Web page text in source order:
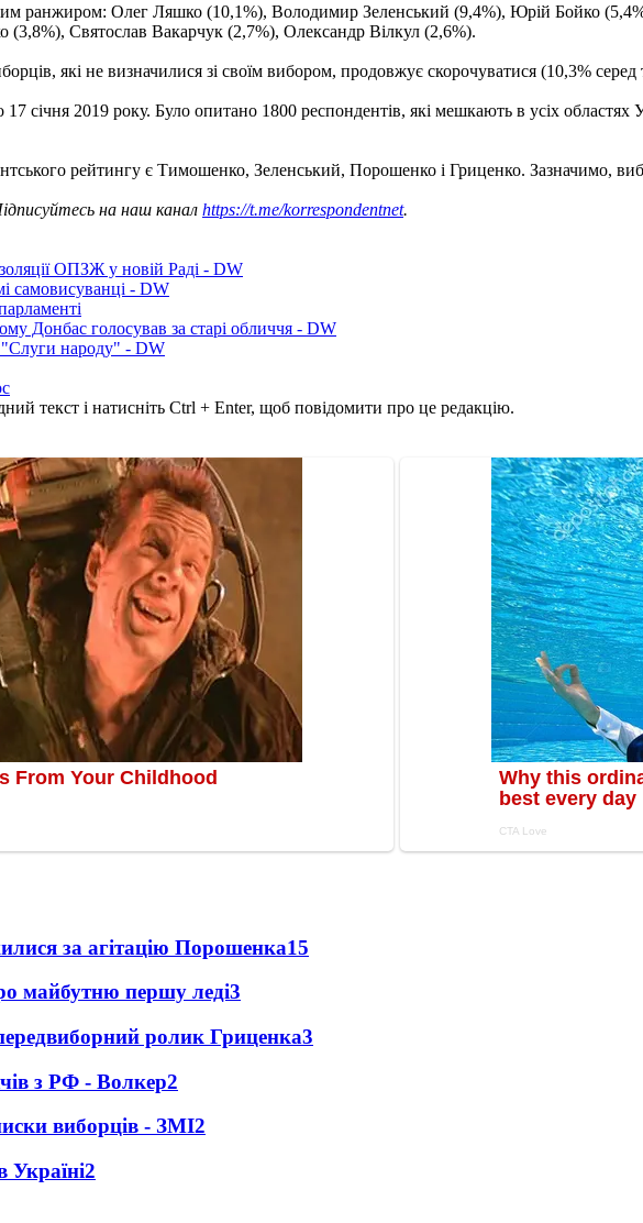
ранжиром: Олег Ляшко (10,1%), Володимир Зеленський (9,4%), Юрій Бойко
Святослав Вакарчук (2,7%), Олександр Вілкул (2,6%).
які не визначилися зі своїм вибором, продовжує скорочуватися (10,3%
17 січня 2019 року. Було опитано 1800 респондентів, які мешкають в усіх
рейтингу є Тимошенко, Зеленський, Порошенко і Гриценко. Зазначимо,
на наш канал https://t.me/korrespondentnet.
ОПЗЖ у новій Раді - DW
самовисуванці - DW
Донбас голосував за старі обличчя - DW
"Слуги народу" - DW
текст і натисніть Ctrl + Enter, щоб повідомити про це редакцію.
за агітацію Порошенка15
майбутню першу леді3
ролик Гриценка3
з РФ - Волкер2
виборців - ЗМІ2
Україні2